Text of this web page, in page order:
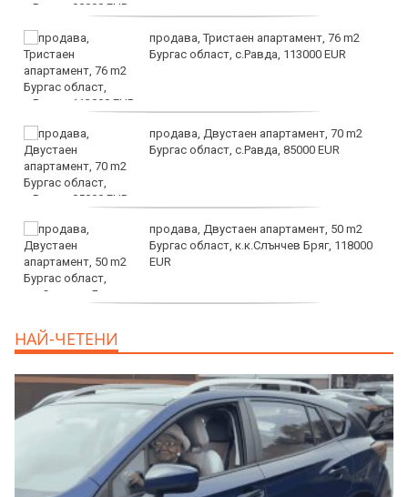
продава, Тристаен апартамент, 76 m2
Бургас област, с.Равда, 113000 EUR
продава, Двустаен апартамент, 70 m2
Бургас област, с.Равда, 85000 EUR
продава, Двустаен апартамент, 50 m2
Бургас област, к.к.Слънчев Бряг, 118000
EUR
НАЙ-ЧЕТЕНИ